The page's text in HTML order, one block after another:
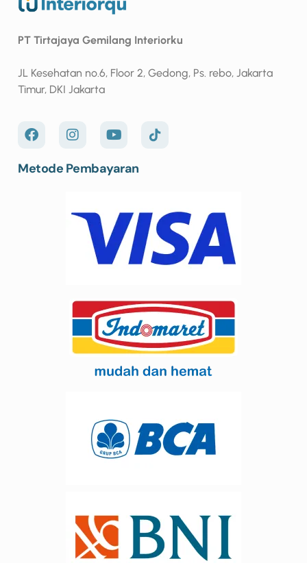
PT Tirtajaya Gemilang Interiorku
JL Kesehatan no.6, Floor 2, Gedong, Ps. rebo, Jakarta
Timur, DKI Jakarta
Metode Pembayaran